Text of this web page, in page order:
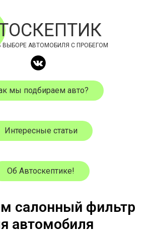
АВТОМОБИЛЯ С ПРОБЕГОМ
мы подбираем авто?
Интересные статьи
Об Автоскептике!
салонный фильтр
автомобиля